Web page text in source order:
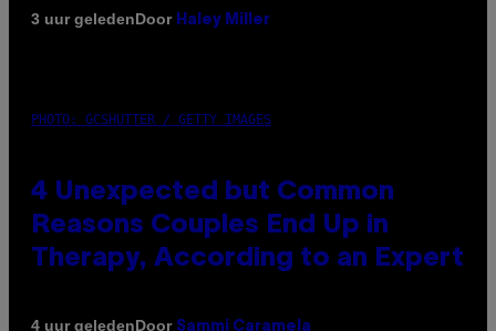
3 uur geledenDoor Haley Miller
PHOTO: GCSHUTTER / GETTY IMAGES
4 Unexpected but Common
Reasons Couples End Up in
Therapy, According to an Expert
4 uur geledenDoor Sammi Caramela